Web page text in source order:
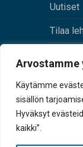
Käytämme
sisällön
Hyväksyt
kaikki”.
Uutiset
Tilaa